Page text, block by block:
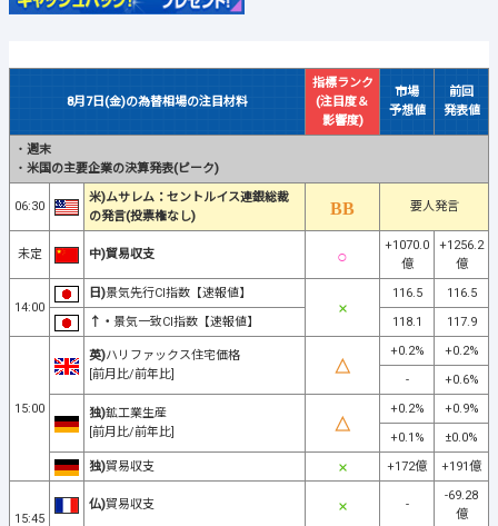
8月7日(金)の為替相場の注目材料
指標ランク
(注目度＆
影響度)
市場
予想値
前回
発表値
・ 週末
・ 米国の主要企業の決算発表(ピーク)
06:30
米)ムサレム：セントルイス連銀総裁
の発言(投票権なし)
要人発言
未定 中)貿易収支
+1070.0
億
+1256.2
億
14:00
日)景気先行CI指数【速報値】 116.5
116.5
↑・ 景気一致CI指数【速報値】 118.1 117.9
15:00
英)ハリファックス住宅価格
[前月比/前年比]
+0.2%
+0.2%
-
+0.6%
独)鉱工業生産
[前月比/前年比]
+0.2%
+0.9%
+0.1%
±0.0%
独)貿易収支 +172億 +191億
15:45
仏)貿易収支 -
-69.28
億